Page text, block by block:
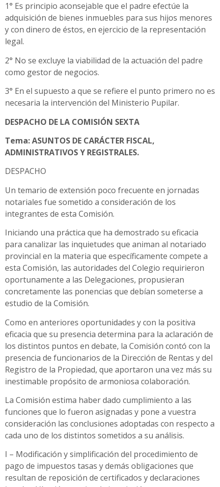
1° Es principio aconsejable que el padre efectúe la
adquisición de bienes inmuebles para sus hijos menores
y con dinero de éstos, en ejercicio de la representación
legal.
2° No se excluye la viabilidad de la actuación del padre
como gestor de negocios.
3° En el supuesto a que se refiere el punto primero no es
necesaria la intervención del Ministerio Pupilar.
DESPACHO DE LA COMISIÓN SEXTA
Tema: ASUNTOS DE CARÁCTER FISCAL,
ADMINISTRATIVOS Y REGISTRALES.
DESPACHO
Un temario de extensión poco frecuente en jornadas
notariales fue sometido a consideración de los
integrantes de esta Comisión.
Iniciando una práctica que ha demostrado su eficacia
para canalizar las inquietudes que animan al notariado
provincial en la materia que específicamente compete a
esta Comisión, las autoridades del Colegio requirieron
oportunamente a las Delegaciones, propusieran
concretamente las ponencias que debían someterse a
estudio de la Comisión.
Como en anteriores oportunidades y con la positiva
eficacia que su presencia determina para la aclaración de
los distintos puntos en debate, la Comisión contó con la
presencia de funcionarios de la Dirección de Rentas y del
Registro de la Propiedad, que aportaron una vez más su
inestimable propósito de armoniosa colaboración.
La Comisión estima haber dado cumplimiento a las
funciones que lo fueron asignadas y pone a vuestra
consideración las conclusiones adoptadas con respecto a
cada uno de los distintos sometidos a su análisis.
I – Modificación y simplificación del procedimiento de
pago de impuestos tasas y demás obligaciones que
resultan de reposición de certificados y declaraciones